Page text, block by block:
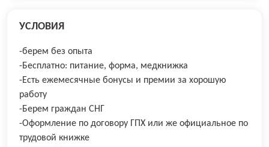
УСЛОВИЯ
-берем без опыта
-Бесплатно: питание, форма, медкнижка
-Есть ежемесячные бонусы и премии за хорошую
работу
-Берем граждан СНГ
-Оформление по договору ГПХ или же официальное по
трудовой книжке